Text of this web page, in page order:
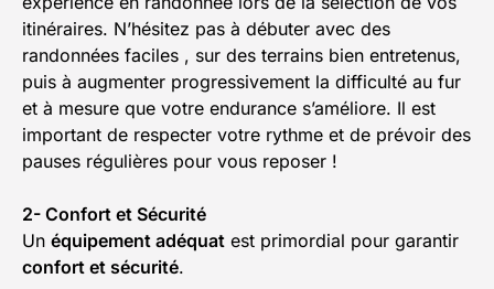
itinéraires. N’hésitez pas à débuter avec des
randonnées faciles , sur des terrains bien entretenus,
puis à augmenter progressivement la difficulté au fur
et à mesure que votre endurance s’améliore. Il est
important de respecter votre rythme et de prévoir des
pauses régulières pour vous reposer !
2- Confort et Sécurité
Un équipement adéquat est primordial pour garantir
confort et sécurité.